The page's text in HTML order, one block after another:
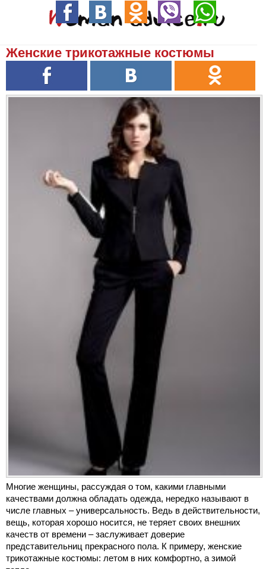
Женские трикотажные костюмы
Многие женщины, рассуждая о том, какими главными
качествами должна обладать одежда, нередко называют в
числе главных – универсальность. Ведь в действительности,
вещь, которая хорошо носится, не теряет своих внешних
качеств от времени – заслуживает доверие
представительниц прекрасного пола. К примеру, женские
трикотажные костюмы: летом в них комфортно, а зимой